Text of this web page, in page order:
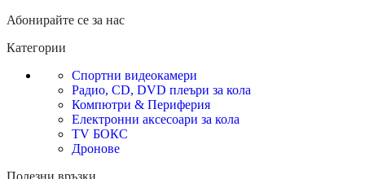
Абонирайте се за нас
Категории
Спортни видеокамери
Радио, CD, DVD плеъри за кола
Компютри & Периферия
Електронни аксесоари за кола
TV БОКС
Дронове
Полезни връзки